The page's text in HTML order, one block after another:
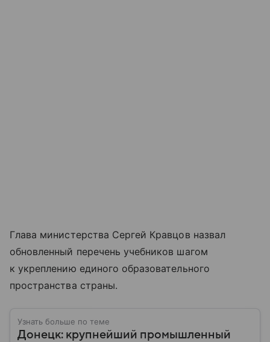
Глава министерства Сергей Кравцов назвал
обновленный перечень учебников шагом
к укреплению единого образовательного
пространства страны.
Узнать больше по теме
Донецк: крупнейший промышленный